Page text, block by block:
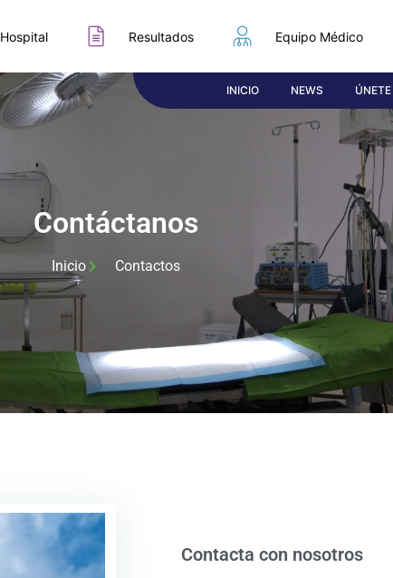
Hospital Resultados Equipo Médico
INICIO NEWS
Contáctanos
Inicio Contactos
Contacta con nosotros